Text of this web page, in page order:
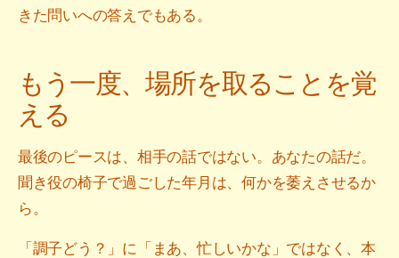
きた問いへの答えでもある。
もう一度、場所を取ることを覚
える
最後のピースは、相手の話ではない。あなたの話だ。
聞き役の椅子で過ごした年月は、何かを萎えさせるか
ら。
「調子どう？」に「まあ、忙しいかな」ではなく、本